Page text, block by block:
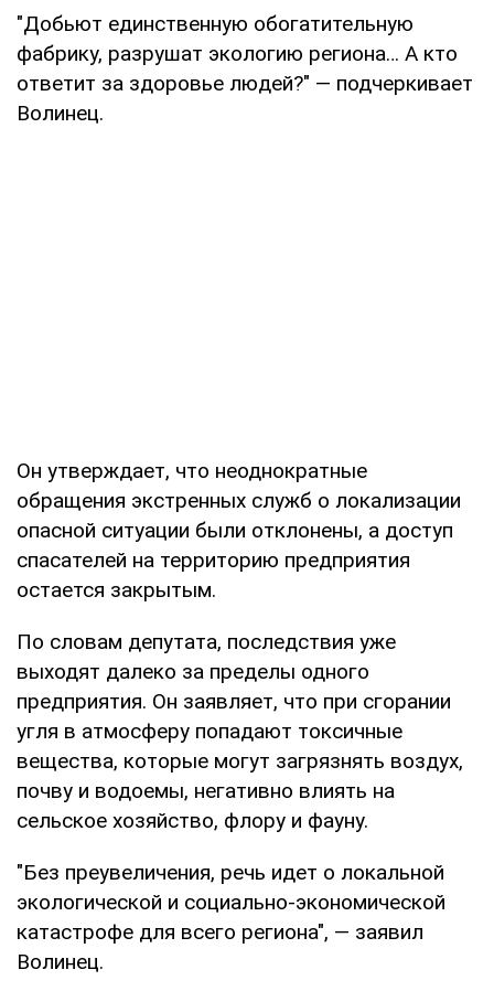
"Добьют единственную обогатительную
фабрику, разрушат экологию региона… А кто
ответит за здоровье людей?" — подчеркивает
Волинец.
Он утверждает, что неоднократные
обращения экстренных служб о локализации
опасной ситуации были отклонены, а доступ
спасателей на территорию предприятия
остается закрытым.
По словам депутата, последствия уже
выходят далеко за пределы одного
предприятия. Он заявляет, что при сгорании
угля в атмосферу попадают токсичные
вещества, которые могут загрязнять воздух,
почву и водоемы, негативно влиять на
сельское хозяйство, флору и фауну.
"Без преувеличения, речь идет о локальной
экологической и социально-экономической
катастрофе для всего региона", — заявил
Волинец.